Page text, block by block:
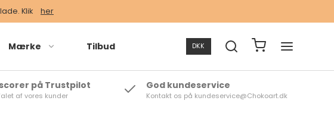
Klik her
Grøn te
Mærke Tilbud DKK
på Trustpilot
af vores kunder
God kundeservice
Kontakt os på kundeservice@Chokoart.dk